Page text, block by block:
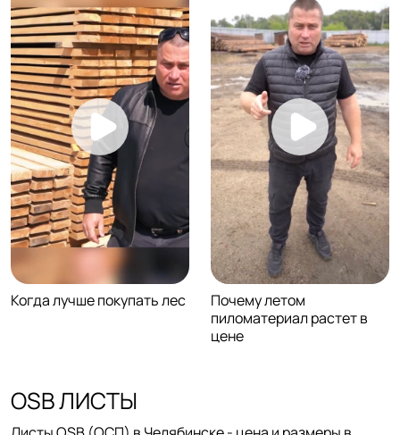
Когда лучше покупать лес
Почему летом
пиломатериал растет в
цене
OSB ЛИСТЫ